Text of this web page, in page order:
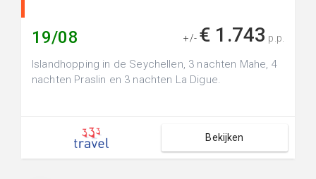
19/08 +/- € 1.743 p.p.
Islandhopping in de Seychellen, 3 nachten Mahe, 4
nachten Praslin en 3 nachten La Digue.
Bekijken